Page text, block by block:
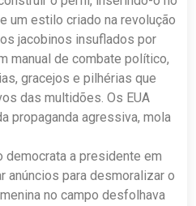
um estilo criado na revolução
jacobinos insuflados por
manual de combate político,
gracejos e pilhérias que
das multidões. Os EUA
propaganda agressiva, mola
democrata a presidente em
anúncios para desmoralizar o
no campo desfolhava